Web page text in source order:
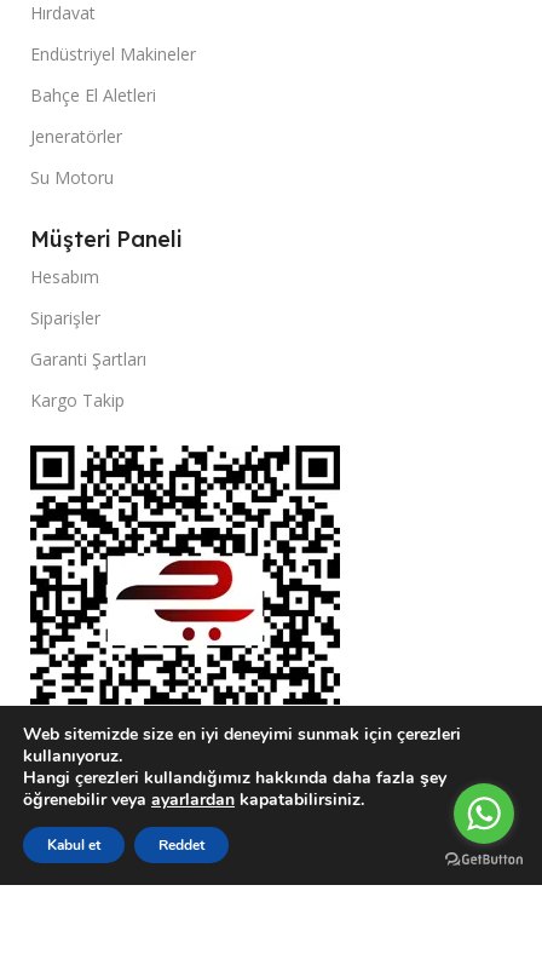
Hırdavat
Endüstriyel Makineler
Bahçe El Aletleri
Jeneratörler
Su Motoru
Müşteri Paneli
Hesabım
Siparişler
Garanti Şartları
Kargo Takip
Web sitemizde size en iyi deneyimi sunmak için çerezleri
kullanıyoruz.
Hangi çerezleri kullandığımız hakkında daha fazla şey
öğrenebilir veya ayarlardan kapatabilirsiniz.
Kabul et Reddet
Sidebar Karşılaştırma Listesi Menu